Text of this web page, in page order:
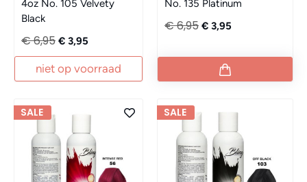
4oz No. 105 Velvety
Black
€ 6,95 € 3,95
niet op voorraad
No. 135 Platinum
€ 6,95 € 3,95
SALE SALE